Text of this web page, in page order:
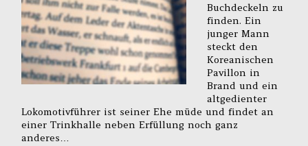
Buchdeckeln zu
finden. Ein
junger Mann
steckt den
Koreanischen
Pavillon in
Brand und ein
altgedienter
Lokomotivführer ist seiner Ehe müde und findet an
einer Trinkhalle neben Erfüllung noch ganz
anderes…